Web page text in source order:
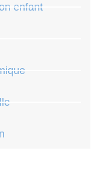
enfant